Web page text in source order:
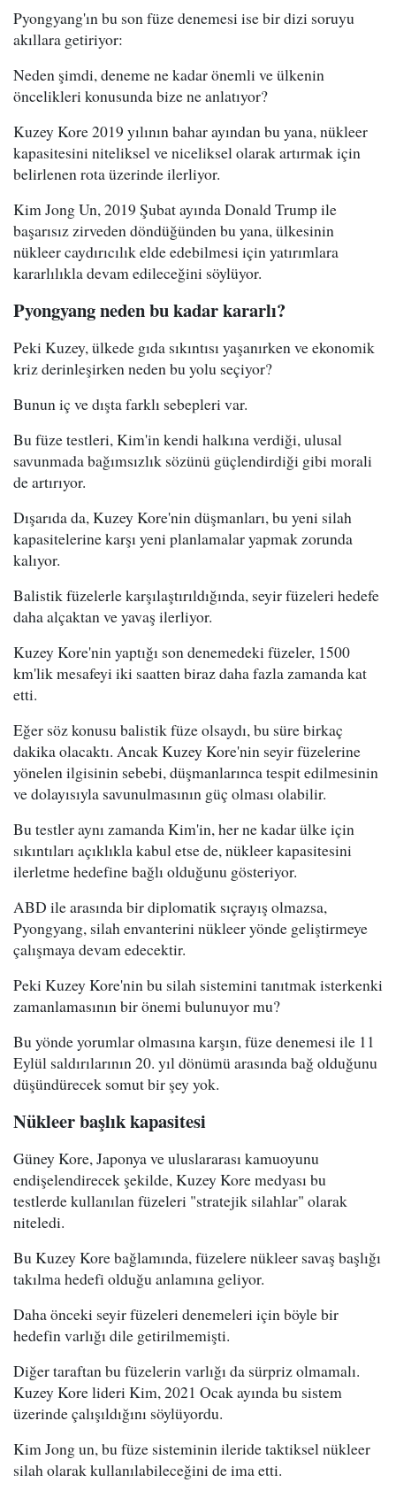
Pyongyang'ın bu son füze denemesi ise bir dizi soruyu
akıllara getiriyor:
Neden şimdi, deneme ne kadar önemli ve ülkenin
öncelikleri konusunda bize ne anlatıyor?
Kuzey Kore 2019 yılının bahar ayından bu yana, nükleer
kapasitesini niteliksel ve niceliksel olarak artırmak için
belirlenen rota üzerinde ilerliyor.
Kim Jong Un, 2019 Şubat ayında Donald Trump ile
başarısız zirveden döndüğünden bu yana, ülkesinin
nükleer caydırıcılık elde edebilmesi için yatırımlara
kararlılıkla devam edileceğini söylüyor.
Pyongyang neden bu kadar kararlı?
Peki Kuzey, ülkede gıda sıkıntısı yaşanırken ve ekonomik
kriz derinleşirken neden bu yolu seçiyor?
Bunun iç ve dışta farklı sebepleri var.
Bu füze testleri, Kim'in kendi halkına verdiği, ulusal
savunmada bağımsızlık sözünü güçlendirdiği gibi morali
de artırıyor.
Dışarıda da, Kuzey Kore'nin düşmanları, bu yeni silah
kapasitelerine karşı yeni planlamalar yapmak zorunda
kalıyor.
Balistik füzelerle karşılaştırıldığında, seyir füzeleri hedefe
daha alçaktan ve yavaş ilerliyor.
Kuzey Kore'nin yaptığı son denemedeki füzeler, 1500
km'lik mesafeyi iki saatten biraz daha fazla zamanda kat
etti.
Eğer söz konusu balistik füze olsaydı, bu süre birkaç
dakika olacaktı. Ancak Kuzey Kore'nin seyir füzelerine
yönelen ilgisinin sebebi, düşmanlarınca tespit edilmesinin
ve dolayısıyla savunulmasının güç olması olabilir.
Bu testler aynı zamanda Kim'in, her ne kadar ülke için
sıkıntıları açıklıkla kabul etse de, nükleer kapasitesini
ilerletme hedefine bağlı olduğunu gösteriyor.
ABD ile arasında bir diplomatik sıçrayış olmazsa,
Pyongyang, silah envanterini nükleer yönde geliştirmeye
çalışmaya devam edecektir.
Peki Kuzey Kore'nin bu silah sistemini tanıtmak isterkenki
zamanlamasının bir önemi bulunuyor mu?
Bu yönde yorumlar olmasına karşın, füze denemesi ile 11
Eylül saldırılarının 20. yıl dönümü arasında bağ olduğunu
düşündürecek somut bir şey yok.
Nükleer başlık kapasitesi
Güney Kore, Japonya ve uluslararası kamuoyunu
endişelendirecek şekilde, Kuzey Kore medyası bu
testlerde kullanılan füzeleri "stratejik silahlar" olarak
niteledi.
Bu Kuzey Kore bağlamında, füzelere nükleer savaş başlığı
takılma hedefi olduğu anlamına geliyor.
Daha önceki seyir füzeleri denemeleri için böyle bir
hedefin varlığı dile getirilmemişti.
Diğer taraftan bu füzelerin varlığı da sürpriz olmamalı.
Kuzey Kore lideri Kim, 2021 Ocak ayında bu sistem
üzerinde çalışıldığını söylüyordu.
Kim Jong un, bu füze sisteminin ileride taktiksel nükleer
silah olarak kullanılabileceğini de ima etti.